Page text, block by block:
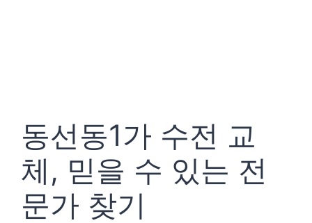
동선동1가 수전 교
체, 믿을 수 있는 전
문가 찾기